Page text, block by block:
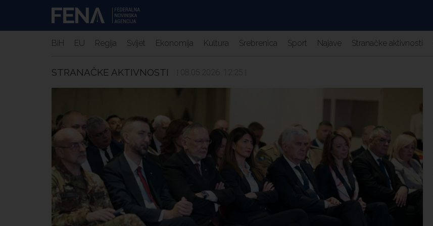
BiH EU Regija Svijet Ekonomija Kultura Srebrenica Sport Najave Stranačke aktivnosti
STRANAČKE AKTIVNOSTI | 08.05.2026. 12:25 |